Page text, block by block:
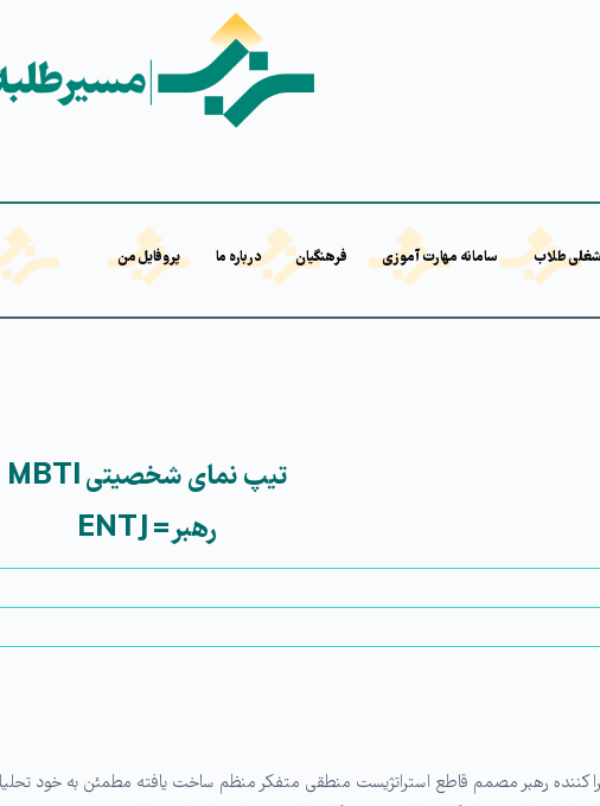
طلاب سامانه مهارت آموزی فرهنگیان درباره ما پروفایل من
تیپ نمای شخصیتی MBTI
رهبر= ENTJ
کننده رهبر مصمم قاطع استراتژیست منطقی متفكر منظم ساخت یافته مطمئن به خود